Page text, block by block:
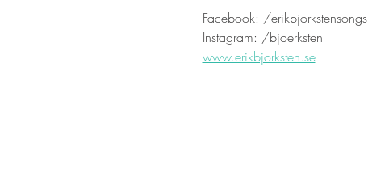
Facebook: /erikbjorkstensongs
Instagram: /bjoerksten
www.erikbjorksten.se